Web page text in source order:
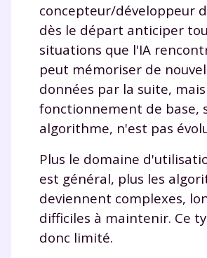
concepteur/développeur
dès le départ anticiper
situations que l'IA
peut mémoriser de
données par la suite,
fonctionnement de base,
algorithme, n'est pas
Plus le domaine
est général, plus les
deviennent complexes,
difficiles à maintenir. Ce
donc limité.